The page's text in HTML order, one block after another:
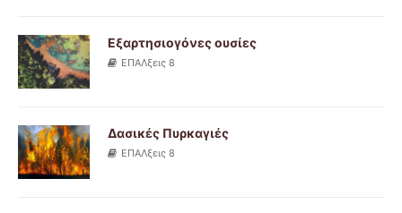
Εξαρτησιογόνες ουσίες
ΕΠΑΛξεις 8
Δασικές Πυρκαγιές
ΕΠΑΛξεις 8